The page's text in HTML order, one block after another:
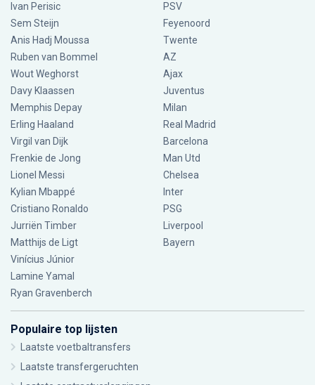
Ivan Perisic
Sem Steijn
Anis Hadj Moussa
Ruben van Bommel
Wout Weghorst
Davy Klaassen
Memphis Depay
Erling Haaland
Virgil van Dijk
Frenkie de Jong
Lionel Messi
Kylian Mbappé
Cristiano Ronaldo
Jurriën Timber
Matthijs de Ligt
Vinícius Júnior
Lamine Yamal
Ryan Gravenberch
PSV
Feyenoord
Twente
AZ
Ajax
Juventus
Milan
Real Madrid
Barcelona
Man Utd
Chelsea
Inter
PSG
Liverpool
Bayern
Populaire top lijsten
Laatste voetbaltransfers
Laatste transfergeruchten